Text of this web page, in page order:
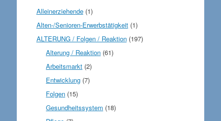
Alleinerziehende(1)
Alten-/Senioren-Erwerbstätigkeit(1)
ALTERUNG / Folgen / Reaktion(197)
Alterung / Reaktion (61)
Arbeitsmarkt (2)
Entwicklung (7)
Folgen (15)
Gesundheitssystem (18)